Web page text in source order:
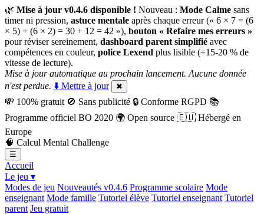
🌿 Mise à jour v0.4.6 disponible ! Nouveau : Mode Calme sans
timer ni pression, astuce mentale après chaque erreur (« 6 × 7 = (6
× 5) + (6 × 2) = 30 + 12 = 42 »), bouton « Refaire mes erreurs »
pour réviser sereinement, dashboard parent simplifié avec
compétences en couleur, police Lexend plus lisible (+15-20 % de
vitesse de lecture).
Mise à jour automatique au prochain lancement. Aucune donnée
n'est perdue. ⬇️ Mettre à jour ✖
💸 100% gratuit 🚫 Sans publicité 🔒 Conforme RGPD 📚
Programme officiel BO 2020 🌍 Open source 🇪🇺 Hébergé en
Europe
🧠 Calcul Mental Challenge
☰
Accueil
Le jeu ▾
Modes de jeu Nouveautés v0.4.6 Programme scolaire Mode
enseignant Mode famille Tutoriel élève Tutoriel enseignant Tutoriel
parent Jeu gratuit